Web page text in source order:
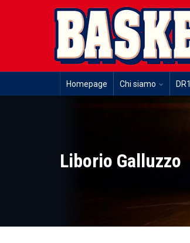
Homepage Chi siamo DR1
Liborio Galluzzo